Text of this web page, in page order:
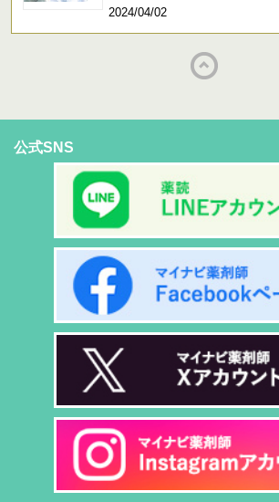
2024/04/02
公式SNS